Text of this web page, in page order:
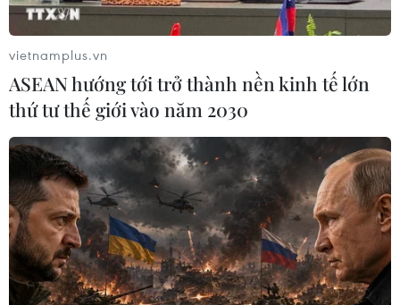
#Tai nạn chìm xuồng
#Di cư bất hợp pháp
#Người di cư
Thổ Nhĩ Kỳ
vietnamplus.vn
ASEAN hướng tới trở thành nền kinh tế lớn
thứ tư thế giới vào năm 2030